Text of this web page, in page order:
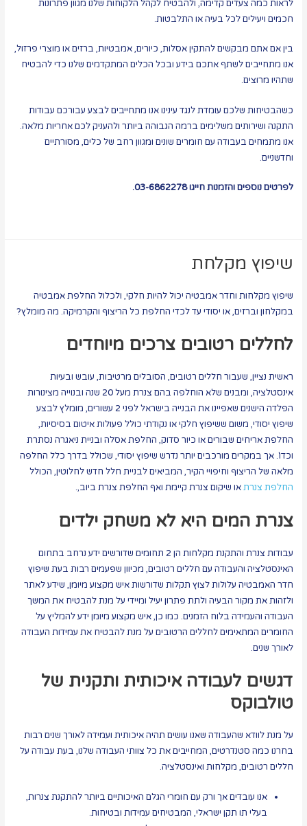
לראות כמה צעדים קדימה, ולהבטיח לקהל הלקוחות שלנו מגוון פתרונות
חכמים ויעילים לכל בעיה או התלבטות.
בין אם אתם מבקשים להתקין אסלות, כיורים, אמבטיות, ברזים או מוצרי פרזול,
אנו מתחייבים לשתף אתכם בידע ובכל הכלים המתקדמים שלנו כדי להבטיח
שתהיו מרוצים.
כשהבטיחות שלכם עומדת לנגד עינינו אנו מתחייבים לבצע עבורכם עבודות
התקנה ושירותים משלימים ברמה הגבוהה ביותר ולהעניק לכם אחריות מלאה.
אנו מתמחים בעבודה עם חומרים שונים ומגוון רחב של כלים, מסורתיים
וחדשניים.
לפרטים נוספים והזמנות חייגו 03-6862278.
שיפוץ מקלחת
שיפוץ מקלחות וחדר אמבטיה יכול להיות חלקי, ולכלול החלפת אמבטיה
במקלחון וברזים, או יסודי עד לכדי החלפת כל הריצוף והקרמיקה. מה מומלץ?
לחללים רטובים צרכים מיוחדים
ראשית נציין, שעבור חללים רטובים, הסובלים מרטיבות, עובש ובעיות
אינסטלציה, ומבנים שלא הוחלפה בהם צנרת מעל 20 שנה ובנוייה מצינורות
הפלדה הישנים שאפיינו את הבנייה בישראל לפני 2 עשורים, מומלץ לבצע
שיפוץ יסודי, משום ששיפוץ חלקי או נקודתי כולל פעולות איטום בסיסיות,
החלפת אריחים שבורים או כיור סדוק, החלפת אסלה ובניית ניאגרה נסתרת
וכדו'. אך במקרים מורכבים יותר נדרש שיפוץ יסודי, שכולל בדרך כלל החלפה
מלאה של הריצוף וחיפויי הקיר, המביאים לבניית חלל חדש לחלוטין, הכולל
החלפת צנרתאו שיקום צנרת קיימת ואף החלפת צנרת ביוב,.
צנרת המים היא לא משחק ילדים
עבודות צנרת והתקנת מקלחות הן 2 תחומים שדורשים ידע נרחב בתחום
האינסטלציה והעבודה עם חללים רטובים, מכיוון שפעמים רבות בעת שיפוץ
חדר האמבטיה עלולות לצוץ תקלות שדורשות איש מקצוע מיומן, שידע לאתר
ולזהות את מקור הבעיה ולתת פתרון יעיל ומיידי על מנת להבטיח את המשך
העבודה והעמידה בלוח הזמנים. כמו כן, איש מקצוע מיומן ידע להמליץ על
החומרים המתאימים לחללים הרטובים על מנת להבטיח את עמידות העבודה
לאורך שנים.
דגשים לעבודה איכותית ותקנית של
טולבוקס
על מנת לוודא שהעבודה שאנו עושים תהיה איכותית ועמידה לאורך שנים רבות
בחרנו כמה סטנדרטים, המחייבים את כל צוותי העבודה שלנו, בעת עבודה על
חללים רטובים, מקלחות ואינסטלציה.
אנו עובדים אך ורק עם חומרי הגלם האיכותיים ביותר להתקנת צנרות,
בעלי תו תקן ישראלי, המבטיחים עמידות ובטיחות.